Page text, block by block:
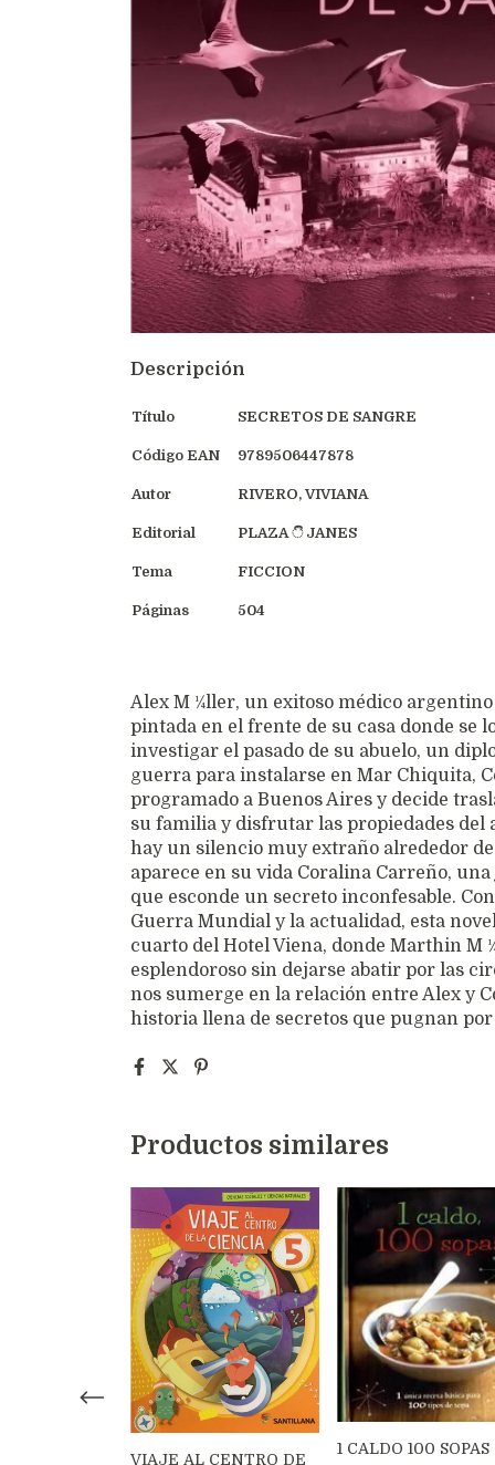
Descripción
Título SECRETOS DE SANGRE
Código EAN 9789506447878
Autor RIVERO, VIVIANA
Editorial PLAZA ි JANES
Tema FICCION
Páginas 504
Alex M ¼ller, un exitoso médico
pintada en el frente de su casa donde se
investigar el pasado de su abuelo, un
guerra para instalarse en Mar Chiquita,
programado a Buenos Aires y decide
su familia y disfrutar las propiedades del
hay un silencio muy extraño alrededor
aparece en su vida Coralina Carreño,
que esconde un secreto inconfesable.
Guerra Mundial y la actualidad, esta
cuarto del Hotel Viena, donde Marthin M
esplendoroso sin dejarse abatir por las
nos sumerge en la relación entre Alex y
historia llena de secretos que pugnan
Productos similares
VIAJE AL CENTRO DE
1 CALDO 100 SOPAS